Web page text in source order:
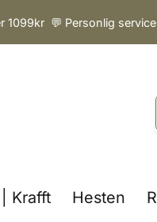
💬 Personlig
Krafft Hesten